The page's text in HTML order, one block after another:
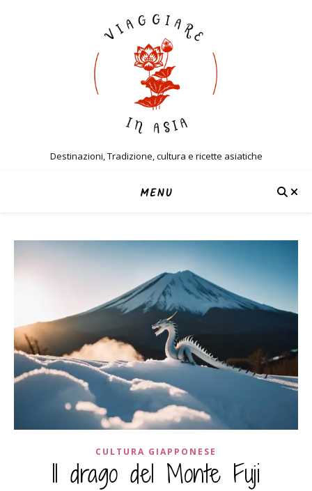
Destinazioni, Tradizione, cultura e ricette asiatiche
MENU
CULTURA GIAPPONESE
Il drago del Monte Fuji